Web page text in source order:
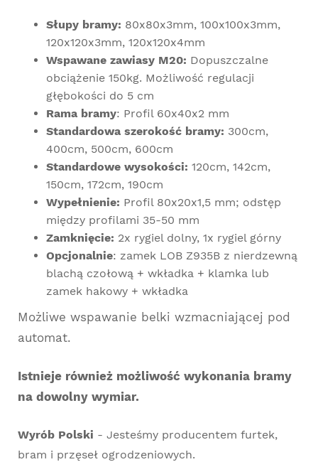
Słupy bramy: 80x80x3mm, 100x100x3mm,
120x120x3mm, 120x120x4mm
Wspawane zawiasy M20: Dopuszczalne
obciążenie 150kg. Możliwość regulacji
głębokości do 5 cm
Rama bramy: Profil 60x40x2 mm
Standardowa szerokość bramy: 300cm,
400cm, 500cm, 600cm
Standardowe wysokości: 120cm, 142cm,
150cm, 172cm, 190cm
Wypełnienie: Profil 80x20x1,5 mm; odstęp
między profilami 35-50 mm
Zamknięcie: 2x rygiel dolny, 1x rygiel górny
Opcjonalnie: zamek LOB Z935B z nierdzewną
blachą czołową + wkładka + klamka lub
zamek hakowy + wkładka
Możliwe wspawanie belki wzmacniającej pod
automat.
Istnieje również możliwość wykonania bramy
na dowolny wymiar.
Wyrób Polski - Jesteśmy producentem furtek,
bram i przęseł ogrodzeniowych.